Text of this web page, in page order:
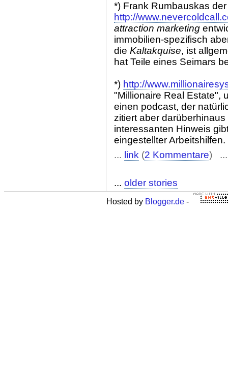
*) Frank Rumbauskas
http://
attraction marketing
immobilien-spezifisch
die Kaltakquise, ist
hat Teile eines Seimars
*) http://
"Millionaire Real Estate",
einen podcast, der
zitiert aber
interessanten Hinweis
eingestellter Arbeitshilfen.
... link (2 Kommentare)
... older stories
Hosted by Blogger.de-